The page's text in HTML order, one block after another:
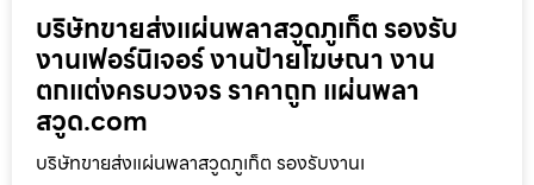
บริษัทขายส่งแผ่นพลาสวูดภูเก็ต รองรับ
งานเฟอร์นิเจอร์ งานป้ายโฆษณา งาน
ตกแต่งครบวงจร ราคาถูก แผ่นพลา
สวูด.com
บริษัทขายส่งแผ่นพลาสวูดภูเก็ต รองรับงานเ